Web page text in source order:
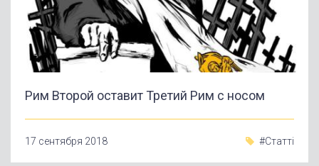
Рим Второй оставит Третий Рим с носом
17 сентября 2018 #Статті